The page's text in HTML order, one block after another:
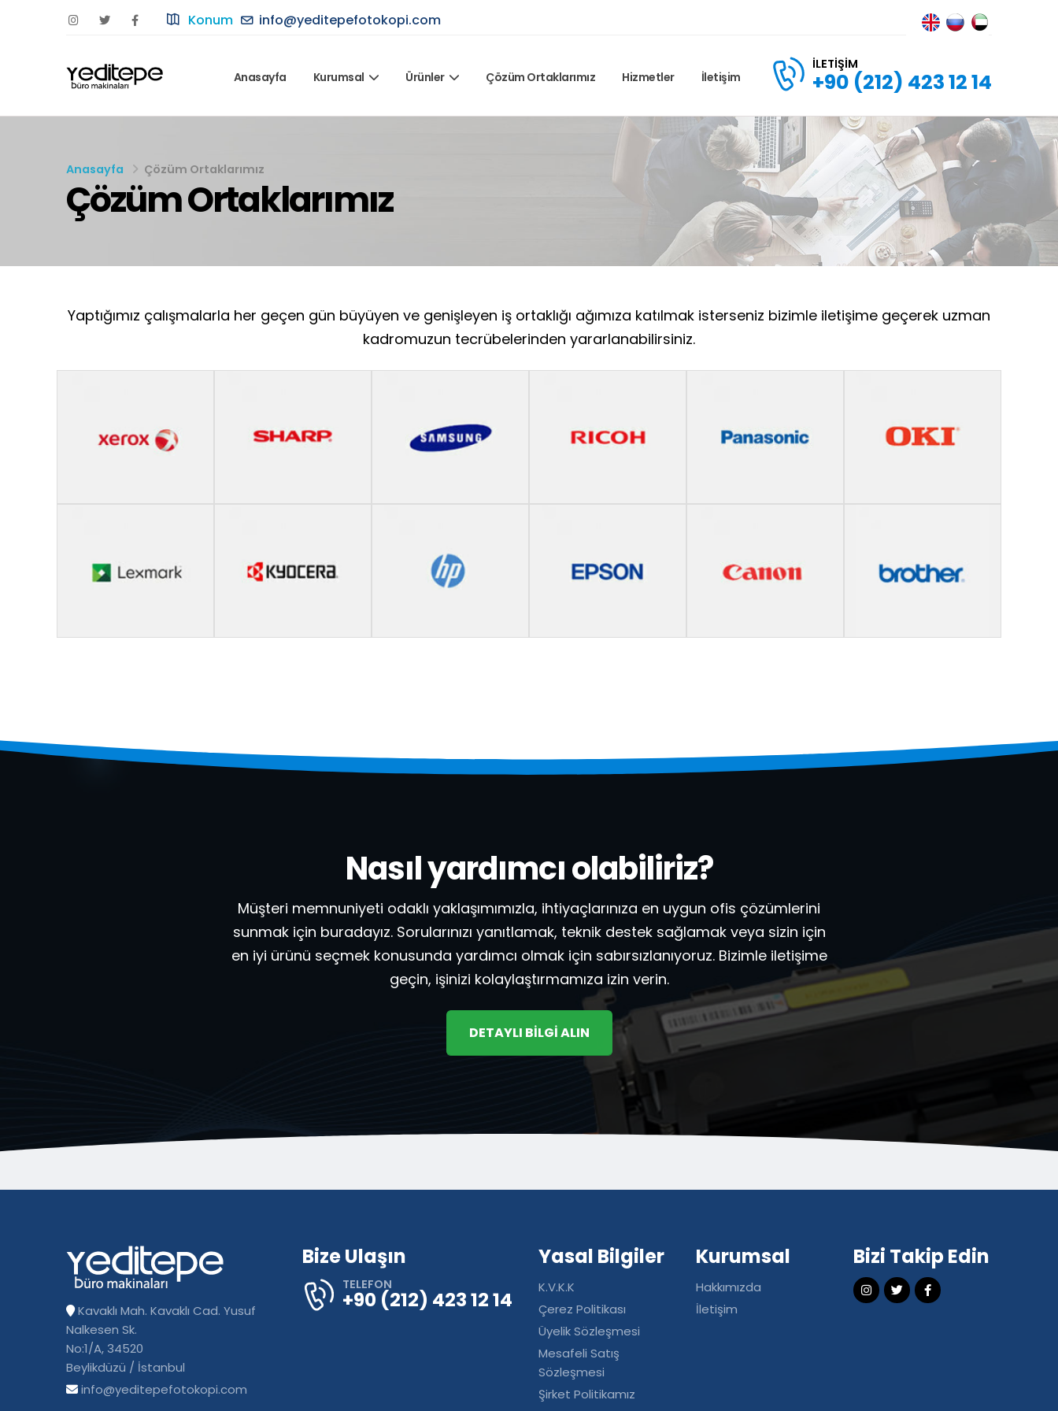
Konum info@yeditepefotokopi.com
Anasayfa Kurumsal Ürünler Çözüm Ortaklarımız Hizmetler İletişim
İLETIŞIM
+90 (212) 423 12 14
Anasayfa Çözüm Ortaklarımız
Çözüm Ortaklarımız
Yaptığımız çalışmalarla her geçen gün büyüyen ve genişleyen iş ortaklığı ağımıza katılmak isterseniz bizimle iletişime geçerek uzman
kadromuzun tecrübelerinden yararlanabilirsiniz.
Nasıl yardımcı olabiliriz?
Müşteri memnuniyeti odaklı yaklaşımımızla, ihtiyaçlarınıza en uygun ofis çözümlerini
sunmak için buradayız. Sorularınızı yanıtlamak, teknik destek sağlamak veya sizin için
en iyi ürünü seçmek konusunda yardımcı olmak için sabırsızlanıyoruz. Bizimle iletişime
geçin, işinizi kolaylaştırmamıza izin verin.
DETAYLI BİLGİ ALIN
Kavaklı Mah. Kavaklı Cad. Yusuf
Nalkesen Sk.
No:1/A, 34520
Beylikdüzü / İstanbul
info@yeditepefotokopi.com
Bize Ulaşın
TELEFON
+90 (212) 423 12 14
Yasal Bilgiler
K.V.K.K
Çerez Politikası
Üyelik Sözleşmesi
Mesafeli Satış
Sözleşmesi
Şirket Politikamız
Kurumsal
Hakkımızda
İletişim
Bizi Takip Edin